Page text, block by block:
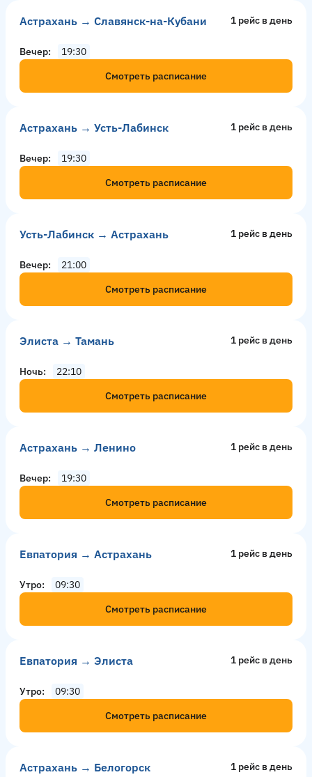
Астрахань → Славянск-на-Кубани 1 рейс в день
Вечер
19:30
Смотреть расписание
Астрахань → Усть-Лабинск 1 рейс в день
Вечер
19:30
Смотреть расписание
Усть-Лабинск → Астрахань 1 рейс в день
Вечер
21:00
Смотреть расписание
Элиста → Тамань 1 рейс в день
Ночь
22:10
Смотреть расписание
Астрахань → Ленино 1 рейс в день
Вечер
19:30
Смотреть расписание
Евпатория → Астрахань 1 рейс в день
Утро
09:30
Смотреть расписание
Евпатория → Элиста 1 рейс в день
Утро
09:30
Смотреть расписание
Астрахань → Белогорск 1 рейс в день